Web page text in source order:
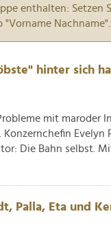
enthalten: Setzen
Nachname".
hinter sich
mit maroder
Evelyn
Die Bahn selbst.
Palla, Eta und